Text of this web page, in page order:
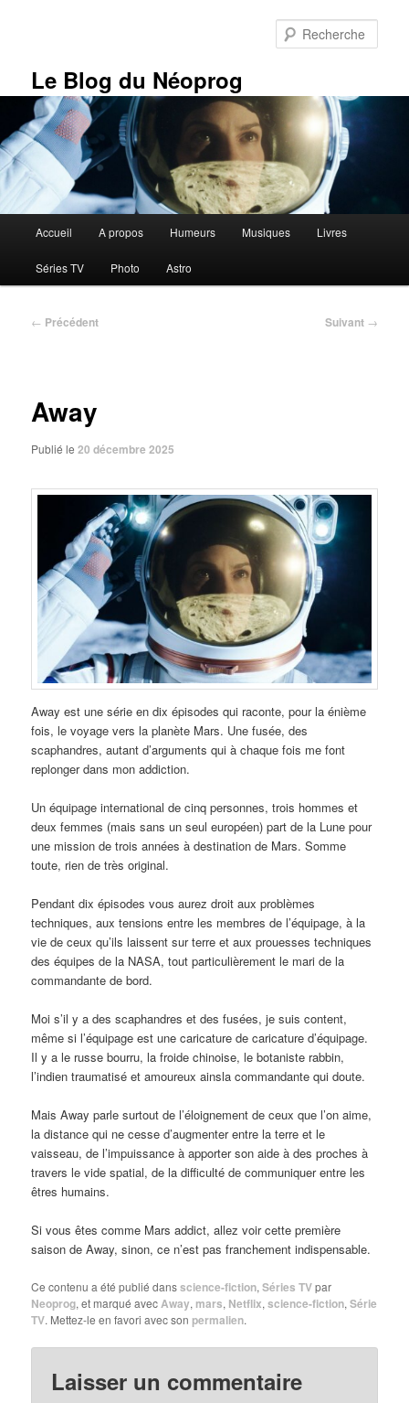
Le Blog du Néoprog
principal
Accueil A propos Humeurs Musiques Livres
Séries TV Photo Astro
Navigation
← Précédent Suivant →
Away
Publié le20 décembre 2025
Away est une série en dix épisodes qui raconte, pour la énième
fois, le voyage vers la planète Mars. Une fusée, des
scaphandres, autant d’arguments qui à chaque fois me font
replonger dans mon addiction.
Un équipage international de cinq personnes, trois hommes et
deux femmes (mais sans un seul européen) part de la Lune pour
une mission de trois années à destination de Mars. Somme
toute, rien de très original.
Pendant dix épisodes vous aurez droit aux problèmes
techniques, aux tensions entre les membres de l’équipage, à la
vie de ceux qu’ils laissent sur terre et aux prouesses techniques
des équipes de la NASA, tout particulièrement le mari de la
commandante de bord.
Moi s’il y a des scaphandres et des fusées, je suis content,
même si l’équipage est une caricature de caricature d’équipage.
Il y a le russe bourru, la froide chinoise, le botaniste rabbin,
l’indien traumatisé et amoureux ainsla commandante qui doute.
Mais Away parle surtout de l’éloignement de ceux que l’on aime,
la distance qui ne cesse d’augmenter entre la terre et le
vaisseau, de l’impuissance à apporter son aide à des proches à
travers le vide spatial, de la difficulté de communiquer entre les
êtres humains.
Si vous êtes comme Mars addict, allez voir cette première
saison de Away, sinon, ce n’est pas franchement indispensable.
Ce contenu a été publié dansscience-fiction,Séries TVpar
Neoprog, et marqué avec Away, mars, Netflix,science-fiction,Série
TV. Mettez-le en favori avec son permalien.
Laisser un commentaire